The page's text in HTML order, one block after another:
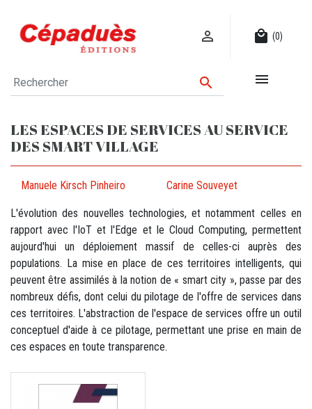
 local_mall (0)
 
LES ESPACES DE SERVICES AU SERVICE
DES SMART VILLAGE
Manuele Kirsch Pinheiro Carine Souveyet
L'évolution des nouvelles technologies, et notamment celles en
rapport avec l'IoT et l'Edge et le Cloud Computing, permettent
aujourd'hui un déploiement massif de celles-ci auprès des
populations. La mise en place de ces territoires intelligents, qui
peuvent être assimilés à la notion de « smart city », passe par des
nombreux défis, dont celui du pilotage de l'offre de services dans
ces territoires. L'abstraction de l'espace de services offre un outil
conceptuel d'aide à ce pilotage, permettant une prise en main de
ces espaces en toute transparence.